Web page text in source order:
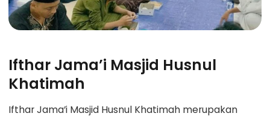
Ifthar Jama’i Masjid Husnul
Khatimah
Ifthar Jama’i Masjid Husnul Khatimah merupakan